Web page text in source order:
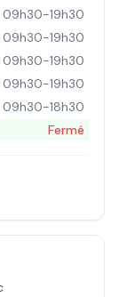
09h30-19h30
09h30-19h30
09h30-19h30
09h30-19h30
09h30-18h30
Fermé